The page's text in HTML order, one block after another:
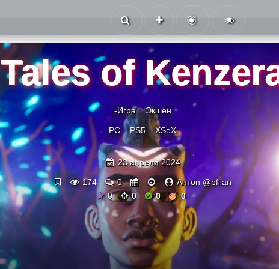
Tales of
-Игра Экшен
PC PS5 XSeX
23 апреля 2024
174 0
Антон @pfilan
0
0 0 0